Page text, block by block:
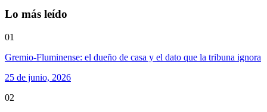
Lo más leído
01
Gremio-Fluminense: el dueño de casa y el dato que la tribuna ignora
25 de junio, 2026
02